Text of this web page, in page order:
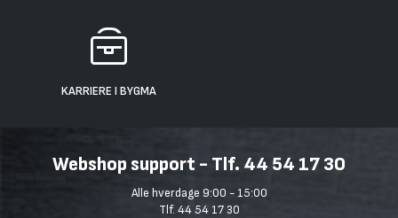
KARRIERE I BYGMA
Webshop support - Tlf. 44 54 17 30
Alle hverdage 9:00 - 15:00
Tlf. 44 54 17 30